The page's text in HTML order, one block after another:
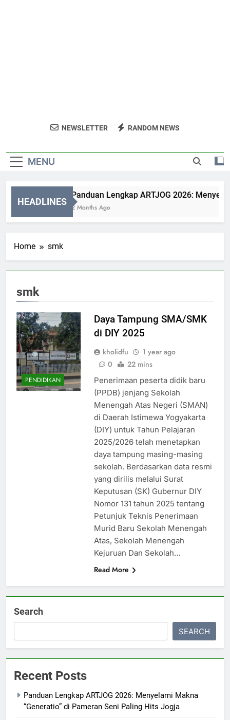
NEWSLETTER RANDOM NEWS
MENU
HEADLINES
Panduan Lengkap ARTJOG 2026:
2 Months Ago
Home smk
smk
PENDIDIKAN
Daya Tampung SMA/SMK
di DIY 2025
kholidfu
1 year ago
0
22 mins
Penerimaan peserta didik baru
(PPDB) jenjang Sekolah
Menengah Atas Negeri (SMAN)
di Daerah Istimewa Yogyakarta
(DIY) untuk Tahun Pelajaran
2025/2026 telah menetapkan
daya tampung masing-masing
sekolah. Berdasarkan data resmi
yang dirilis melalui Surat
Keputusan (SK) Gubernur DIY
Nomor 131 tahun 2025 tentang
Petunjuk Teknis Penerimaan
Murid Baru Sekolah Menengah
Atas, Sekolah Menengah
Kejuruan Dan Sekolah…
Read More
Search
SEARCH
Recent Posts
Panduan Lengkap ARTJOG 2026: Menyelami Makna
“Generatio” di Pameran Seni Paling Hits Jogja